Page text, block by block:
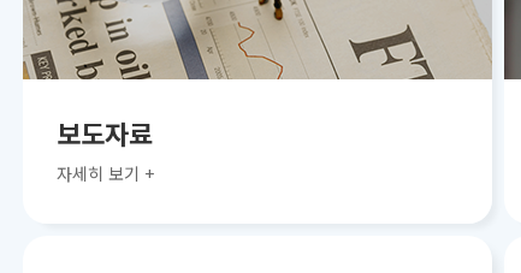
보도자료
자세히 보기 +